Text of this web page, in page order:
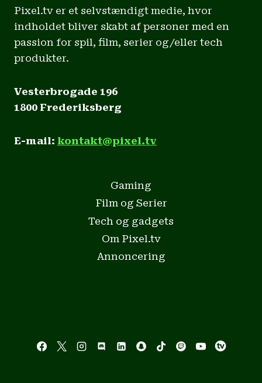
Pixel.tv er et selvstændigt medie, hvor
indholdet bliver skabt af personer med en
passion for spil, film, serier og/eller tech
produkter.
Vesterbrogade 196
1800 Frederiksberg
E-mail: kontakt@pixel.tv
Gaming
Film og Serier
Tech og gadgets
Om Pixel.tv
Annoncering